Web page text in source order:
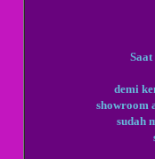
demi
showroom
sudah